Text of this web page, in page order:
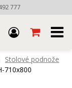
777
Stolové podnože
710x800